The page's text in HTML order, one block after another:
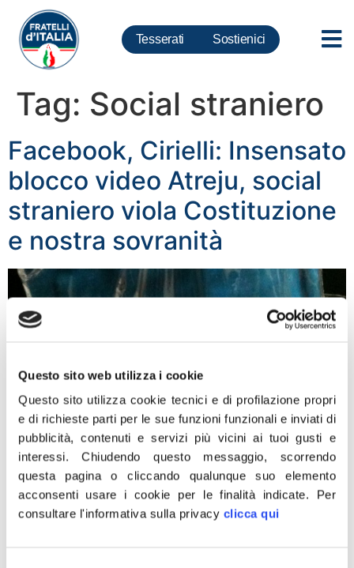
Questo sito web utilizza i cookie
Questo sito utilizza cookie tecnici e di profilazione propri
e di richieste parti per le sue funzioni funzionali e inviati di
pubblicità, contenuti e servizi più vicini ai tuoi gusti e
interessi.Chiudendo questo messaggio, scorrendo
questa pagina o cliccando qualunque suo elemento
acconsenti usare i cookie per le finalità indicate. Per
consultare l'informativa sulla privacy clicca qui
Tesserati Sostienici
Tag: Social straniero
Facebook, Cirielli: Insensato
blocco video Atreju, social
straniero viola Costituzione
e nostra sovranità
“Facebook blocca il video di Giorgia Meloni per la